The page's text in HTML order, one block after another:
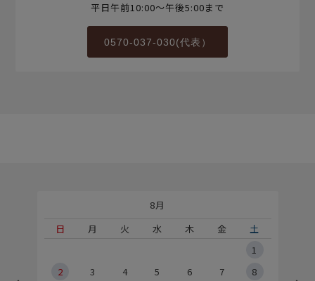
平日午前10:00～午後5:00まで
0570-037-030(代表）
8月
日
月 火 水 木 金
土
1
2
3 4 5 6 7
8